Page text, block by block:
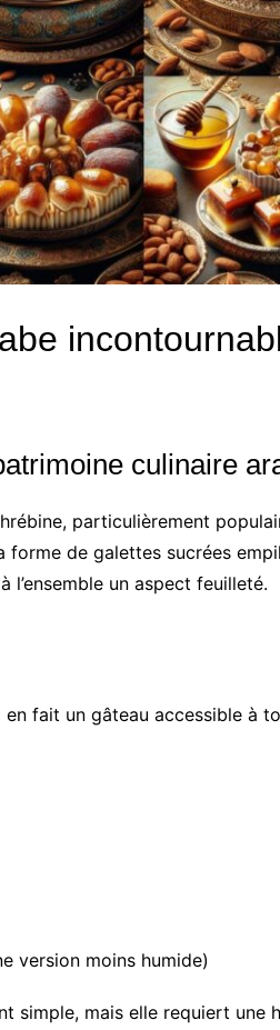
culinaire
particulièrement
forme de galettes sucrées
l’ensemble un aspect feuilleté.
fait un gâteau accessible à
version moins humide)
simple, mais elle requiert une